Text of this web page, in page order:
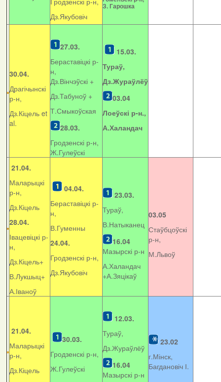
Дз.Якубовіч
З. Гарошка
30.04.
Драгічынскі
р-н,
Дз.Кіцель et
al.
27.03.
Бераставіцкі р-
н,
Дз.Вінчэўскі +
Дз.Табуноў +
Т.Смыкоўская
28.03.
Гродзенскі р-н,
Ж.Гулеўскі
15.03.
Тураў,
Дз.Жураўлёў
03.04
Лоеўскі р-н.,
А.Халандач
21.04.
Маларыцкі
р-н,
Дз.Кіцель
28.04.
Івацевіцкі р-
н,
Дз.Кіцель+
В.Лукшыц+
А.Іваноў
04.04.
Бераставіцкі р-
н,
В.Гуменны
24.04.
Гродзенскі р-н,
Дз.Якубовіч
23.03.
Тураў,
В.Натыканец
16.04
Мазырскі р-н
А.Халандач
+А.Зяцікаў
03.05
Стаўбцоўскі
р-н,
М.Львоў
21.04.
Маларыцкі
р-н,
Дз.Кіцель
30.03.
Гродзенскі р-н,
Ж.Гулеўскі
12.03.
Тураў,
Дз.Жураўлёў
16.04
Мазырскі р-н
23.02
г.Мінск,
Багдановіч І.